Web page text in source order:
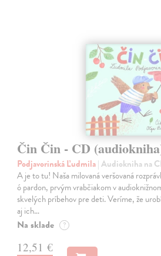
Čin Čin - CD
Podjavorinská Ľudmila| Audiokniha na
A je to tu! Naša milovaná veršovaná
ó pardon, prvým vrabčiakom v
skvelých príbehov pre deti. Veríme, že
aj ich…
Na sklade ?
12,51 €